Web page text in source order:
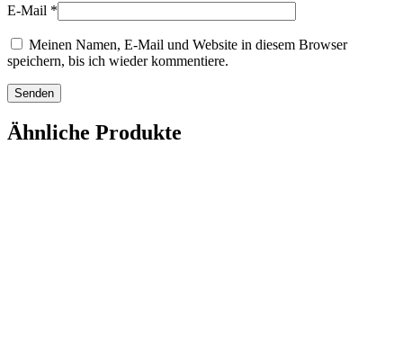
E-Mail *
Meinen Namen, E-Mail und Website in diesem Browser
speichern, bis ich wieder kommentiere.
Ähnliche Produkte